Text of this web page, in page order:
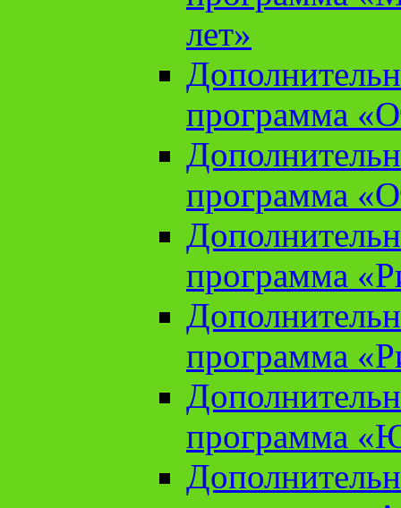
лет»
программа
программа
программа
программа
программа